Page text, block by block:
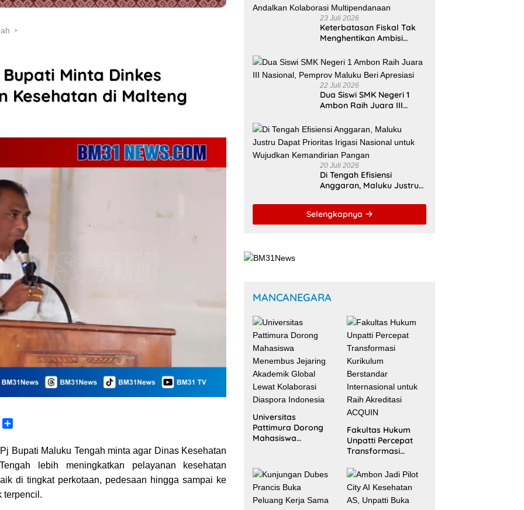
Minta Dinkes
Kesehatan di Malteng
y
L
r
e
Bupati Maluku Tengah minta agar Dinas Kesehatan
lebih meningkatkan pelayanan kesehatan
di tingkat perkotaan, pedesaan hingga sampai ke
terpencil.
23 Juli 2026
Keterbatasan Fiskal Tak
Menghentikan Ambisi
Bupati Malteng Andalkan
Kolaborasi
Multipendanaan
22 Juli 2026
Dua Siswi SMK Negeri 1
Ambon Raih Juara III
Beri Apresiasi
20 Juli 2026
Di Tengah Efisiensi
Anggaran, Maluku Justru
Nasional untuk Wujudkan
Kemandirian Pangan
Selengkapnya
MANCANEGARA
Universitas
Pattimura Dorong
Mahasiswa
Lewat Kolaborasi
Diaspora Indonesia
Fakultas Hukum
Unpatti Percepat
Transformasi
Berstandar
Internasional untuk
Raih Akreditasi
ACQUIN